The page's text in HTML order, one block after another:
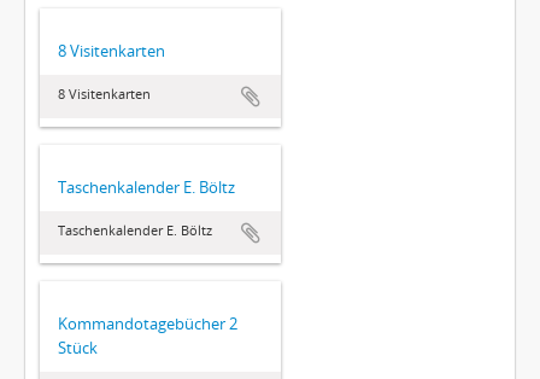
8 Visitenkarten
8 Visitenkarten
Taschenkalender E. Böltz
Taschenkalender E. Böltz
Kommandotagebücher 2
Stück